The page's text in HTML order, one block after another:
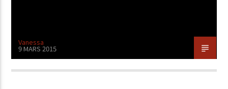
Vanessa
9 MARS 2015